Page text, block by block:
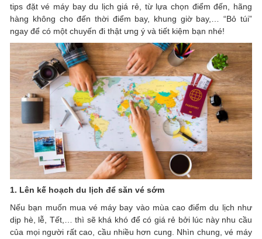
tips đặt vé máy bay du lịch giá rẻ, từ lựa chọn điểm đến, hãng
hàng không cho đến thời điểm bay, khung giờ bay,… “Bỏ túi”
ngay để có một chuyến đi thật ưng ý và tiết kiệm bạn nhé!
1. Lên kế hoạch du lịch để săn vé sớm
Nếu bạn muốn mua vé máy bay vào mùa cao điểm du lịch như
dịp hè, lễ, Tết,… thì sẽ khá khó để có giá rẻ bởi lúc này nhu cầu
của mọi người rất cao, cầu nhiều hơn cung. Nhìn chung, vé máy